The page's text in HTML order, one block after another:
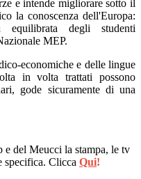
e intende migliorare sotto il
la conoscenza dell'Europa:
degli studenti
MEP.
economiche e delle lingue
in volta trattati possono
gode sicuramente di una
e del Meucci la stampa, le tv
specifica. Clicca Qui!